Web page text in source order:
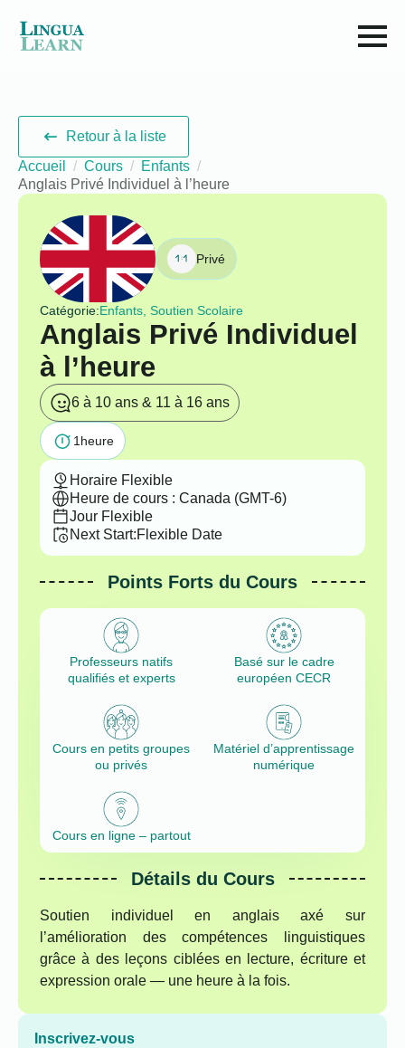
Retour à la liste
Accueil
Cours
Enfants
Anglais Privé Individuel à l’heure
Privé
Catégorie:Enfants, Soutien Scolaire
Anglais Privé Individuel
à l’heure
6 à 10 ans & 11 à 16 ans
1 heure
Horaire Flexible
Heure de cours : Canada (GMT-6)
Jour Flexible
Next Start:Flexible Date
Points Forts du Cours
Professeurs natifs
qualifiés et experts
Basé sur le cadre
européen CECR
Cours en petits groupes
ou privés
Matériel d’apprentissage
numérique
Cours en ligne – partout
Détails du Cours
Soutien individuel en anglais axé sur
l’amélioration des compétences linguistiques
grâce à des leçons ciblées en lecture, écriture et
expression orale — une heure à la fois.
Inscrivez-vous